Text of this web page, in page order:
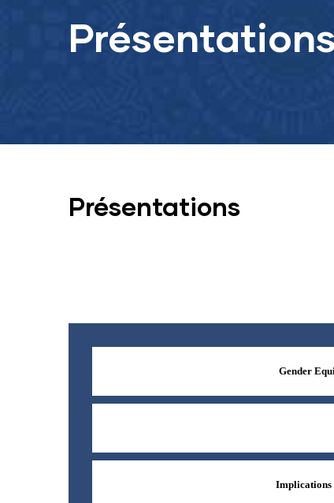
Présentations
Présentations
Gender
Implications